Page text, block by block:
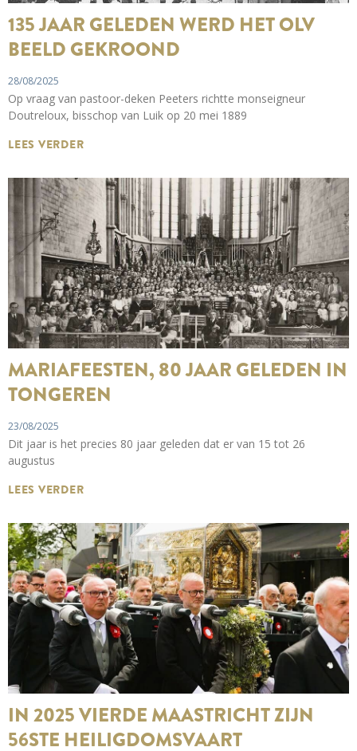
135 JAAR GELEDEN WERD HET OLV
BEELD GEKROOND
28/08/2025
Op vraag van pastoor-deken Peeters richtte monseigneur
Doutreloux, bisschop van Luik op 20 mei 1889
LEES VERDER
MARIAFEESTEN, 80 JAAR GELEDEN IN
TONGEREN
23/08/2025
Dit jaar is het precies 80 jaar geleden dat er van 15 tot 26
augustus
LEES VERDER
IN 2025 VIERDE MAASTRICHT ZIJN
56STE HEILIGDOMSVAART